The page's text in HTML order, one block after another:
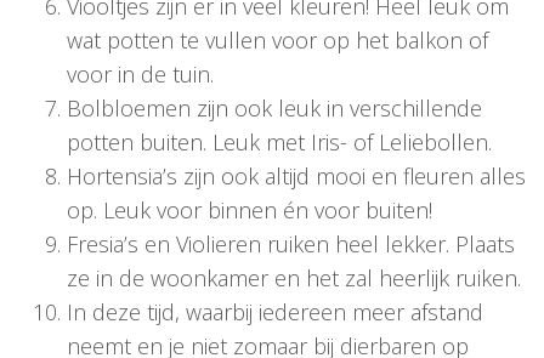
Viooltjes zijn er in veel kleuren! Heel leuk om
wat potten te vullen voor op het balkon of
voor in de tuin.
Bolbloemen zijn ook leuk in verschillende
potten buiten. Leuk met Iris- of Leliebollen.
Hortensia’s zijn ook altijd mooi en fleuren alles
op. Leuk voor binnen én voor buiten!
Fresia’s en Violieren ruiken heel lekker. Plaats
ze in de woonkamer en het zal heerlijk ruiken.
In deze tijd, waarbij iedereen meer afstand
neemt en je niet zomaar bij dierbaren op